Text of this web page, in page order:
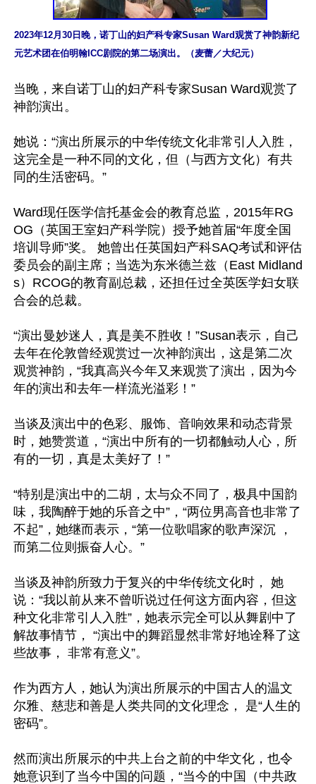
2023年12月30日晚，诺丁山的妇产科专家Susan Ward观赏了神韵新纪
元艺术团在伯明翰ICC剧院的第二场演出。（麦蕾／大纪元）
当晚，来自诺丁山的妇产科专家Susan Ward观赏了
神韵演出。
她说：“演出所展示的中华传统文化非常引人入胜，
这完全是一种不同的文化，但（与西方文化）有共
同的生活密码。”
Ward现任医学信托基金会的教育总监，2015年RG
OG（英国王室妇产科学院）授予她首届“年度全国
培训导师”奖。 她曾出任英国妇产科SAQ考试和评估
委员会的副主席；当选为东米德兰兹（East Midland
s）RCOG的教育副总裁，还担任过全英医学妇女联
合会的总裁。
“演出曼妙迷人，真是美不胜收！”Susan表示，自己
去年在伦敦曾经观赏过一次神韵演出，这是第二次
观赏神韵，“我真高兴今年又来观赏了演出，因为今
年的演出和去年一样流光溢彩！”
当谈及演出中的色彩、服饰、音响效果和动态背景
时，她赞赏道，“演出中所有的一切都触动人心，所
有的一切，真是太美好了！”
“特别是演出中的二胡，太与众不同了，极具中国韵
味，我陶醉于她的乐音之中”，“两位男高音也非常了
不起”，她继而表示，“第一位歌唱家的歌声深沉 ，
而第二位则振奋人心。”
当谈及神韵所致力于复兴的中华传统文化时， 她
说：“我以前从来不曾听说过任何这方面内容，但这
种文化非常引人入胜”，她表示完全可以从舞剧中了
解故事情节， “演出中的舞蹈显然非常好地诠释了这
些故事， 非常有意义”。
作为西方人，她认为演出所展示的中国古人的温文
尔雅、慈悲和善是人类共同的文化理念， 是“人生的
密码”。
然而演出所展示的中共上台之前的中华文化，也令
她意识到了当今中国的问题，“当今的中国（中共政